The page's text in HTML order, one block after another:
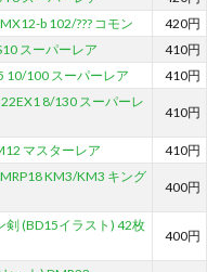
b 102/??? コモン
420円
スーパーレア
410円
10/100 スーパーレア 410円
8/130 スーパーレ
410円
マスターレア 410円
KM3/KM3 キング
400円
剣 (BD15イラスト) 42枚
400円